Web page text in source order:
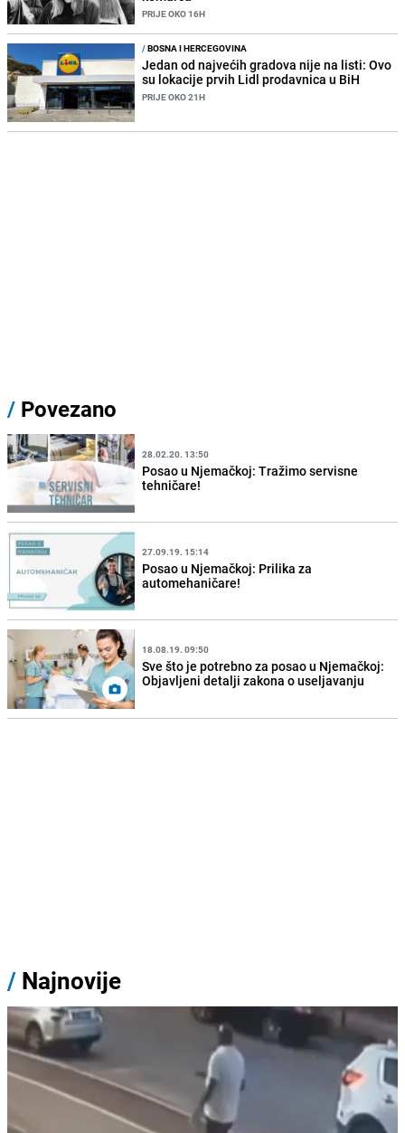
PRIJE OKO 16H
/BOSNA I HERCEGOVINA
Jedan od najvećih gradova nije na listi: Ovo
su lokacije prvih Lidl prodavnica u BiH
PRIJE OKO 21H
/ Povezano
28.02.20. 13:50
Posao u Njemačkoj: Tražimo servisne
tehničare!
27.09.19. 15:14
Posao u Njemačkoj: Prilika za
automehaničare!
18.08.19. 09:50
Sve što je potrebno za posao u Njemačkoj:
Objavljeni detalji zakona o useljavanju
/ Najnovije